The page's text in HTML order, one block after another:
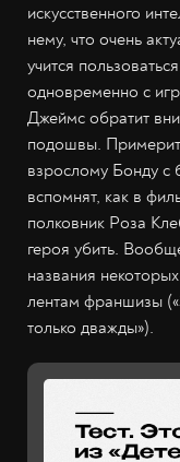
искусственного
нему, что очень
учится
одновременно с
Джеймс обратит
подошвы.
взрослому Бонду с
вспомнят, как в
полковник Роза
героя убить.
названия
лентам франшизы
только дважды»).